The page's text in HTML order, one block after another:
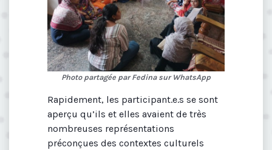
Photo partagée par Fedina sur WhatsApp
Rapidement, les participant.e.s se sont
aperçu qu’ils et elles avaient de très
nombreuses représentations
préconçues des contextes culturels